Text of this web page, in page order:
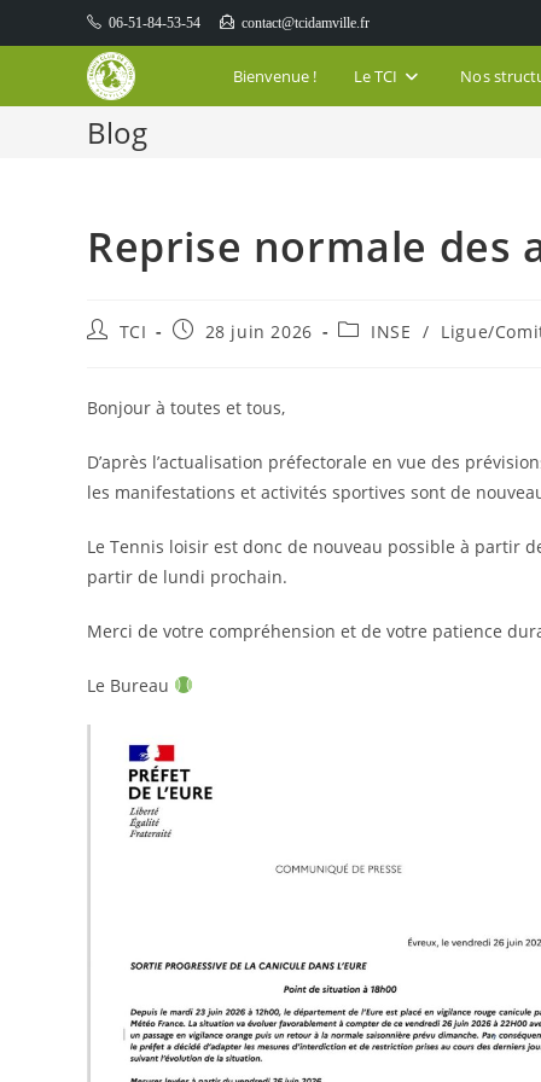
to
06-51-84-53-54 contact@tcidamville.fr
Bienvenue ! Le TCI Nos
Blog
Reprise normale des
Auteur/autrice
publication :
TCI
Publication
28 juin 2026
PostINSE / Ligue/
Bonjour à toutes et tous,
D’après l’actualisation préfectorale en vue des
les manifestations et activités sportives sont de
Le Tennis loisir est donc de nouveau possible à partir
partir de lundi prochain.
Merci de votre compréhension et de votre patience
Le Bureau